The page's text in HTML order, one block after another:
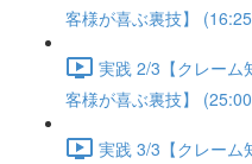
客様が喜ぶ裏技】
実践 2/3【クレーム
客様が喜ぶ裏技】
実践 3/3【クレーム